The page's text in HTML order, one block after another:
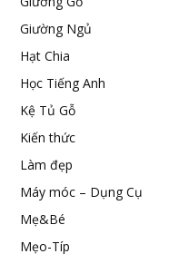
Giường Ngủ
Hạt Chia
Học Tiếng Anh
Kệ Tủ Gỗ
Kiến thức
Làm đẹp
Máy móc – Dụng Cụ
Mẹ&Bé
Mẹo-Típ